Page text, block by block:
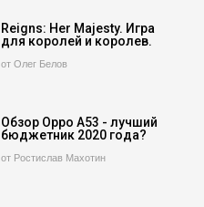
Reigns: Her Majesty. Игра
для королей и королев.
от Олег Белов
Обзор Oppo A53 - лучший
бюджетник 2020 года?
от Ростислав Махотин